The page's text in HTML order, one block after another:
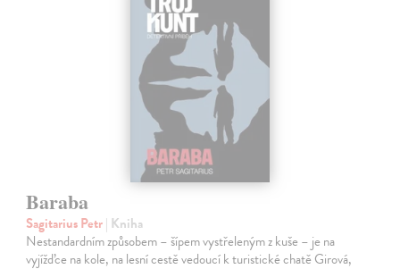
Baraba
Sagitarius Petr| Kniha
Nestandardním způsobem – šípem vystřeleným z kuše – je na
vyjížďce na kole, na lesní cestě vedoucí k turistické chatě Girová,